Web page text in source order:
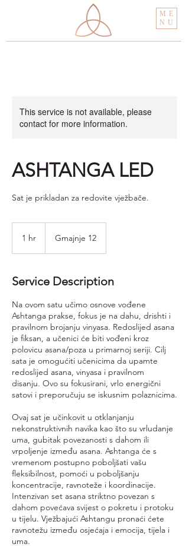
ME
NU
This service is not available, please
contact for more information.
ASHTANGA LED
Sat je prikladan za redovite vježbače.
1 hr Gmajnje 12
Service Description
Na ovom satu učimo osnove vođene
Ashtanga prakse, fokus je na dahu, drishti i
pravilnom brojanju vinyasa. Redoslijed asana
je fiksan, a učenici će biti vođeni kroz
polovicu asana/poza u primarnoj seriji. Cilj
sata je omogućiti učenicima da upamte
redoslijed asana, vinyasa i pravilnom
disanju. Ovo su fokusirani, vrlo energični
satovi i preporučuju se iskusnim polaznicima.
Ovaj sat je učinkovit u otklanjanju
nekonstruktivnih navika kao što su vrludanje
uma, gubitak povezanosti s dahom ili
vrpoljenje između asana. Ashtanga će s
vremenom postupno poboljšati vašu
fleksibilnost, pomoći u poboljšanju
koncentracije, ravnoteže i koordinacije.
Intenzivan set asana striktno povezan s
dahom povećava svijest o pokretu i protoku
u tijelu. Vježbajući Ashtangu pronaći ćete
ravnotežu između osjećaja i emocija, tijela i
uma.